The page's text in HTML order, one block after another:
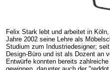
Felix Stark lebt und arbeitet in
Jahre 2002 seine Lehre als
Studium zum Industriedesigner;
Design-Büro und ist als Dozent an
Entwürfe konnten bereits